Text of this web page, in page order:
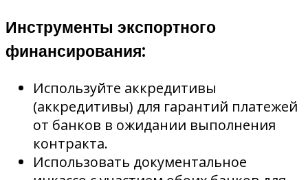
Инструменты экспортного
финансирования:
Используйте аккредитивы
(аккредитивы) для гарантий платежей
от банков в ожидании выполнения
контракта.
Использовать документальное